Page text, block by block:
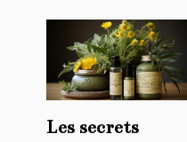
Les secrets